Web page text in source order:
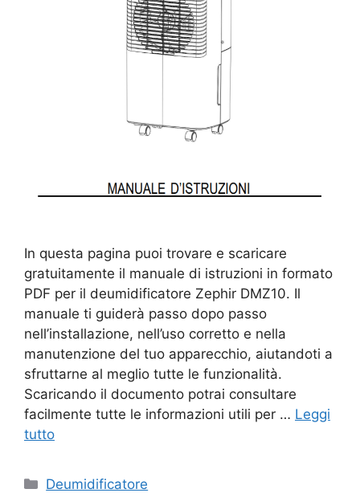
In questa pagina puoi trovare e scaricare
gratuitamente il manuale di istruzioni in formato
PDF per il deumidificatore Zephir DMZ10. Il
manuale ti guiderà passo dopo passo
nell’installazione, nell’uso corretto e nella
manutenzione del tuo apparecchio, aiutandoti a
sfruttarne al meglio tutte le funzionalità.
Scaricando il documento potrai consultare
facilmente tutte le informazioni utili per … Leggi
tutto
Categorie
Deumidificatore